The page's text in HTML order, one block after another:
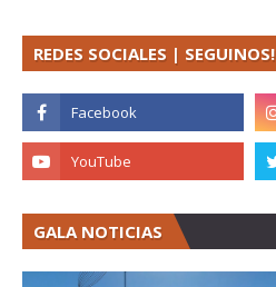
REDES SOCIALES | SEGUINOS!
GALA NOTICIAS